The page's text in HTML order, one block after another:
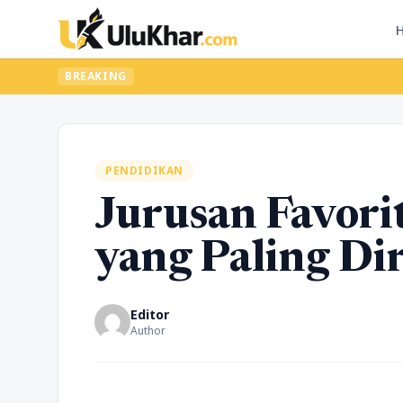
BREAKING
PENDIDIKAN
Jurusan
yang Paling
Editor
Author